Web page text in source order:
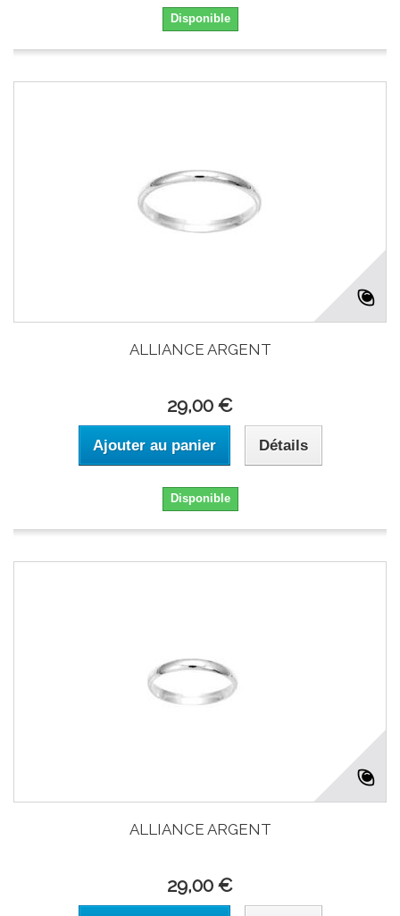
Disponible
ALLIANCE ARGENT
29,00 €
Ajouter au panier Détails
Disponible
ALLIANCE ARGENT
29,00 €